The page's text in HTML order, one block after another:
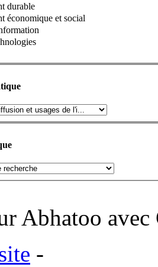
durable
économique et social
Abhatoo
-